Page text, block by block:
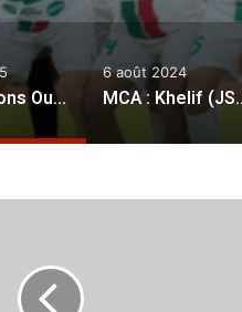
Inter Régions Ouest (22ème journée) : duel entre les extrêmes
6 août 2024
MCA : Khelif (JSS) cinquième recrue estivale